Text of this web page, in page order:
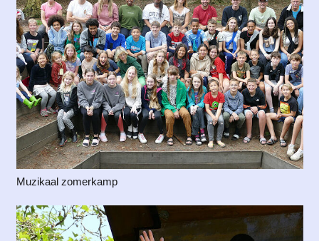
Muzikaal zomerkamp